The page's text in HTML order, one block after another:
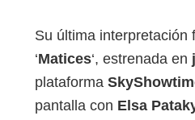
Su última interpretación
‘Matices‘, estrenada en
plataforma
pantalla con Elsa